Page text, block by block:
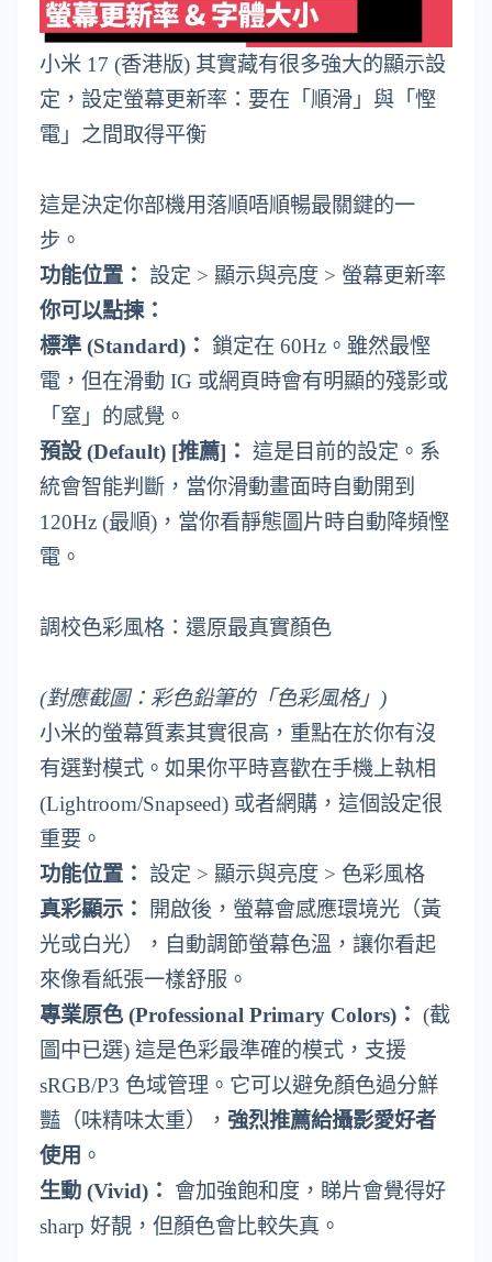
小米 17 (香港版) 其實藏有很多強大的顯示設
定，設定螢幕更新率：要在「順滑」與「慳
電」之間取得平衡
這是決定你部機用落順唔順暢最關鍵的一
步。
功能位置：
設定 > 顯示與亮度 > 螢幕更新率
你可以點揀：
標準 (Standard)： 鎖定在 60Hz。雖然最慳
電，但在滑動 IG 或網頁時會有明顯的殘影或
「窒」的感覺。
預設 (Default) [推薦]： 這是目前的設定。系
統會智能判斷，當你滑動畫面時自動開到
120Hz (最順)，當你看靜態圖片時自動降頻慳
電。
調校色彩風格：還原最真實顏色
(對應截圖：彩色鉛筆的「色彩風格」)
小米的螢幕質素其實很高，重點在於你有沒
有選對模式。如果你平時喜歡在手機上執相
(Lightroom/Snapseed) 或者網購，這個設定很
重要。
功能位置：
設定 > 顯示與亮度 > 色彩風格
真彩顯示：
開啟後，螢幕會感應環境光（黃
光或白光），自動調節螢幕色溫，讓你看起
來像看紙張一樣舒服。
專業原色 (Professional Primary Colors)： (截
圖中已選) 這是色彩最準確的模式，支援
sRGB/P3 色域管理。它可以避免顏色過分鮮
豔（味精味太重）， 強烈推薦給攝影愛好者
使用 。
生動 (Vivid)：
會加強飽和度，睇片會覺得好
sharp 好靚，但顏色會比較失真。